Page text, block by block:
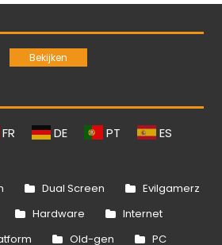
FR DE PT ES
Dual Screen
Evilgamerz
Hardware
Internet
Old-gen PC